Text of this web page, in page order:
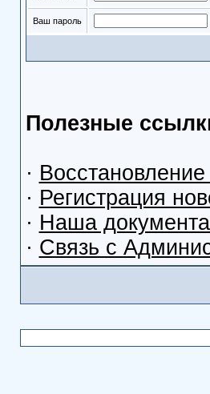
Ваш пароль
Полезные
·
· Регистрация
· Наша
· Связь с